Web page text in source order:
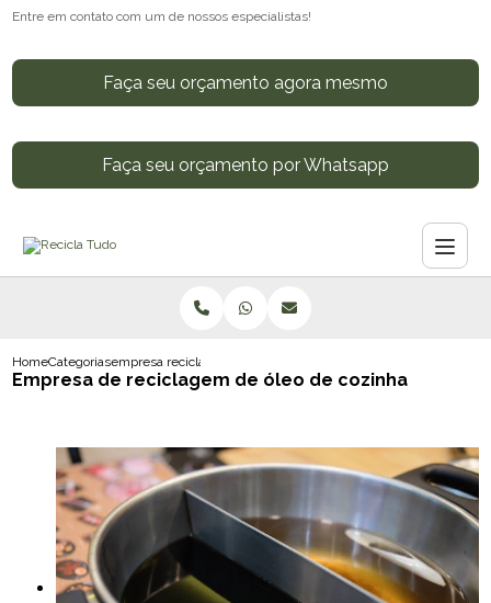
Entre em contato com um de nossos especialistas!
Faça seu orçamento agora mesmo
Faça seu orçamento por Whatsapp
HomeCategoriasempresa reciclagem oleo cozinha
Empresa de reciclagem de óleo de cozinha